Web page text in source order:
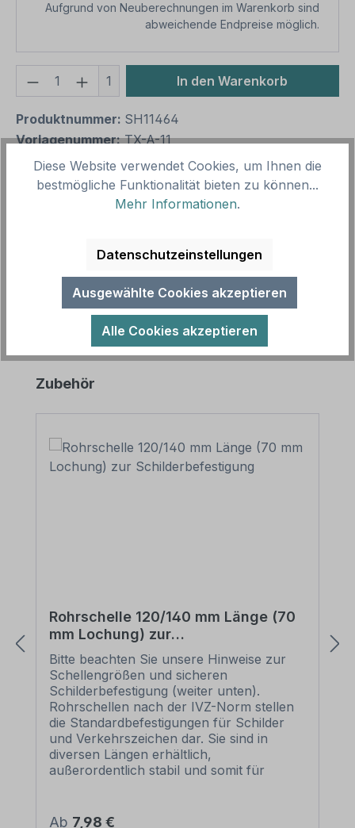
Aufgrund von Neuberechnungen im Warenkorb sind
abweichende Endpreise möglich.
Produkt Anzahl: Gib den
1 In den Warenkorb
Produktnummer: SH11464
Vorlagenummer: TX-A-11
Beschreibung
reinen Textinhalten in zahlreiche…Mehr
Produktgalerie überspringen
Zubehör
Rohrschelle 120/140 mm Länge (70
mm Lochung) zur
Schilderbefestigung
Bitte beachten Sie unsere Hinweise zur
Schellengrößen und sicheren
Schilderbefestigung (weiter unten).
Rohrschellen nach der IVZ-Norm stellen
die Standardbefestigungen für Schilder
und Verkehrszeichen dar. Sie sind in
diversen Längen erhältlich,
außerordentlich stabil und somit für
eine sichere Befestigung von Schildern mit
Regulärer Preis:
Ab 7,98 €
Diese Website verwendet Cookies, um Ihnen die
bestmögliche Funktionalität bieten zu können...
Mehr Informationen.
Datenschutzeinstellungen
Ausgewählte Cookies akzeptieren
Alle Cookies akzeptieren